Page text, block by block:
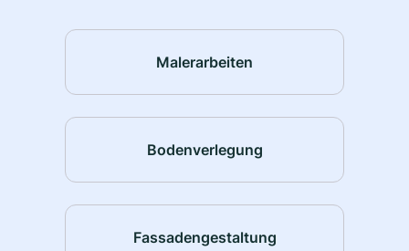
Malerarbeiten
Bodenverlegung
Fassadengestaltung